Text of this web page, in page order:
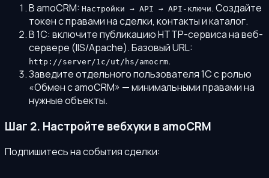
В amoCRM: Настройки → API → API-ключи. Создайте
токен с правами на сделки, контакты и каталог.
В 1С: включите публикацию HTTP-сервиса на веб-
сервере (IIS/Apache). Базовый URL:
http://server/1c/ut/hs/amocrm.
Заведите отдельного пользователя 1С с ролью
«Обмен с amoCRM» — минимальными правами на
нужные объекты.
Шаг 2. Настройте вебхуки в amoCRM
Подпишитесь на события сделки: